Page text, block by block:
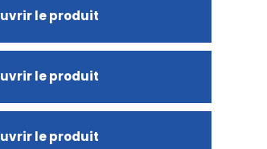
le produit
le produit
le produit